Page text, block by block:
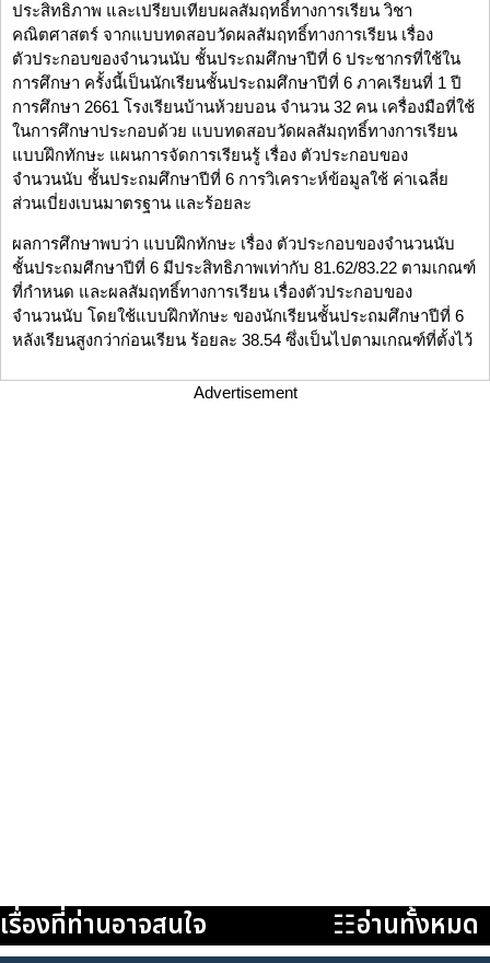
ประสิทธิภาพ และเปรียบเทียบผลสัมฤทธิ์ทางการเรียน วิชา
คณิตศาสตร์ จากแบบทดสอบวัดผลสัมฤทธิ์ทางการเรียน เรื่อง
ตัวประกอบของจำนวนนับ ชั้นประถมศึกษาปีที่ 6 ประชากรที่ใช้ใน
การศึกษา ครั้งนี้เป็นนักเรียนชั้นประถมศึกษาปีที่ 6 ภาคเรียนที่ 1 ปี
การศึกษา 2661 โรงเรียนบ้านห้วยบอน จำนวน 32 คน เครื่องมือที่ใช้
ในการศึกษาประกอบด้วย แบบทดสอบวัดผลสัมฤทธิ์ทางการเรียน
แบบฝึกทักษะ แผนการจัดการเรียนรู้ เรื่อง ตัวประกอบของ
จำนวนนับ ชั้นประถมศึกษาปีที่ 6 การวิเคราะห์ข้อมูลใช้ ค่าเฉลี่ย
ส่วนเบี่ยงเบนมาตรฐาน และร้อยละ
ผลการศึกษาพบว่า แบบฝึกทักษะ เรื่อง ตัวประกอบของจำนวนนับ
ชั้นประถมศีกษาปีที่ 6 มีประสิทธิภาพเท่ากับ 81.62/83.22 ตามเกณฑ์
ที่กำหนด และผลสัมฤทธิ์ทางการเรียน เรื่องตัวประกอบของ
จำนวนนับ โดยใช้แบบฝึกทักษะ ของนักเรียนชั้นประถมศึกษาปีที่ 6
หลังเรียนสูงกว่าก่อนเรียน ร้อยละ 38.54 ซึ่งเป็นไปตามเกณฑ์ที่ตั้งไว้
Advertisement
เรื่องที่ท่านอาจสนใจ ☷อ่านทั้งหมด